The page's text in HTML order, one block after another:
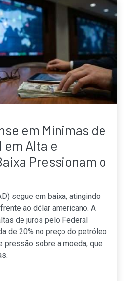
em Mínimas de
em Alta e
Pressionam o
segue em baixa, atingindo
ao dólar americano. A
de juros pelo Federal
de 20% no preço do petróleo
pressão sobre a moeda, que